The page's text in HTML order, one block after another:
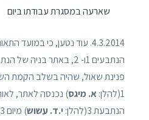
שארעה במסגרת עבודתו ביום
4.3.2014. עוד נטען, כי
פנינת שאול, שהיה בשלב הקמת
1(להלן:
א. מיגס) נכנסה לאתר,
הנתבעת 3(להלן:
י.ד. עשוש) מיום 28.2.2013(להלן: